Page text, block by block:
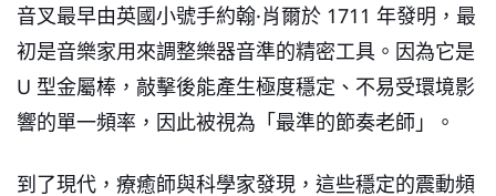
音叉最早由英國小號手約翰·肖爾於 1711 年發明，最
初是音樂家用來調整樂器音準的精密工具。因為它是
U 型金屬棒，敲擊後能產生極度穩定、不易受環境影
響的單一頻率，因此被視為「最準的節奏老師」。
到了現代，療癒師與科學家發現，這些穩定的震動頻